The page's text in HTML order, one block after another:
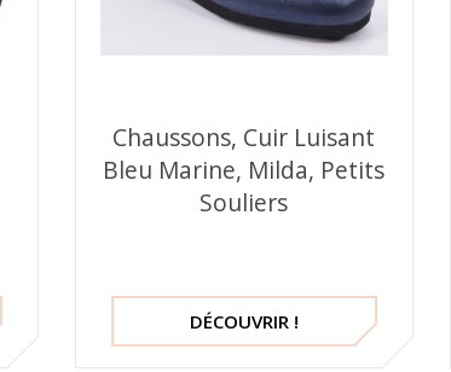
Chaussons, Cuir Luisant
Bleu Marine, Milda, Petits
Souliers
DÉCOUVRIR !